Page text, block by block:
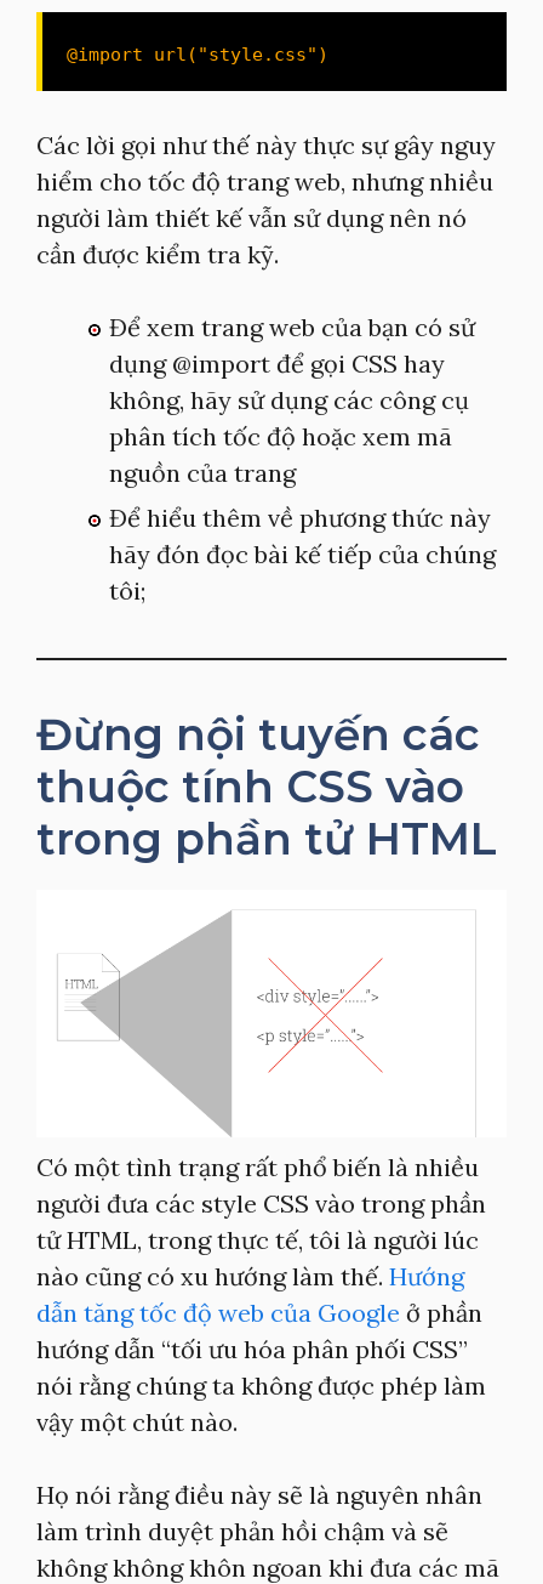
@import url("style.css")
Các lời gọi như thế này thực sự gây nguy
hiểm cho tốc độ trang web, nhưng nhiều
người làm thiết kế vẫn sử dụng nên nó
cần được kiểm tra kỹ.
Để xem trang web của bạn có sử
dụng @import để gọi CSS hay
không, hãy sử dụng các công cụ
phân tích tốc độ hoặc xem mã
nguồn của trang
Để hiểu thêm về phương thức này
hãy đón đọc bài kế tiếp của chúng
tôi;
Đừng nội tuyến các
thuộc tính CSS vào
trong phần tử HTML
Có một tình trạng rất phổ biến là nhiều
người đưa các style CSS vào trong phần
tử HTML, trong thực tế, tôi là người lúc
nào cũng có xu hướng làm thế. Hướng
dẫn tăng tốc độ web của Google ở phần
hướng dẫn “tối ưu hóa phân phối CSS”
nói rằng chúng ta không được phép làm
vậy một chút nào.
Họ nói rằng điều này sẽ là nguyên nhân
làm trình duyệt phản hồi chậm và sẽ
không không khôn ngoan khi đưa các mã